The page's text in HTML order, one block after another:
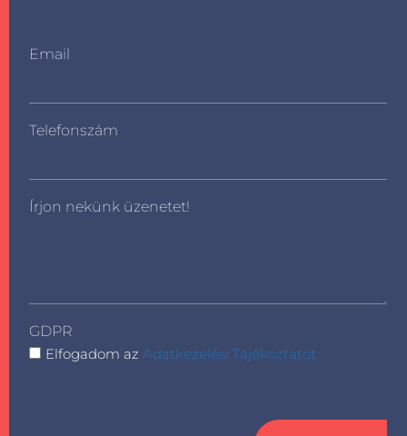
Email
Telefonszám
Írjon nekünk üzenetet!
GDPR
Elfogadom azAdatkezelési Tájékoztatót.